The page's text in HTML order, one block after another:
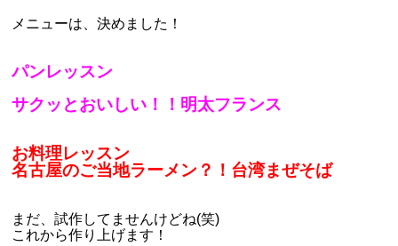
メニューは、決めました！
パンレッスン
サクッとおいしい！！明太フランス
お料理レッスン
名古屋のご当地ラーメン？！台湾まぜそば
まだ、試作してませんけどね(笑)
これから作り上げます！